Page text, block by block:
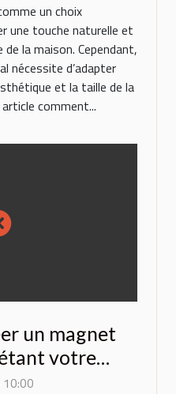
un choix
une touche naturelle et
de la maison. Cependant,
nécessite d’adapter
et la taille de la
comment...
un magnet
votre